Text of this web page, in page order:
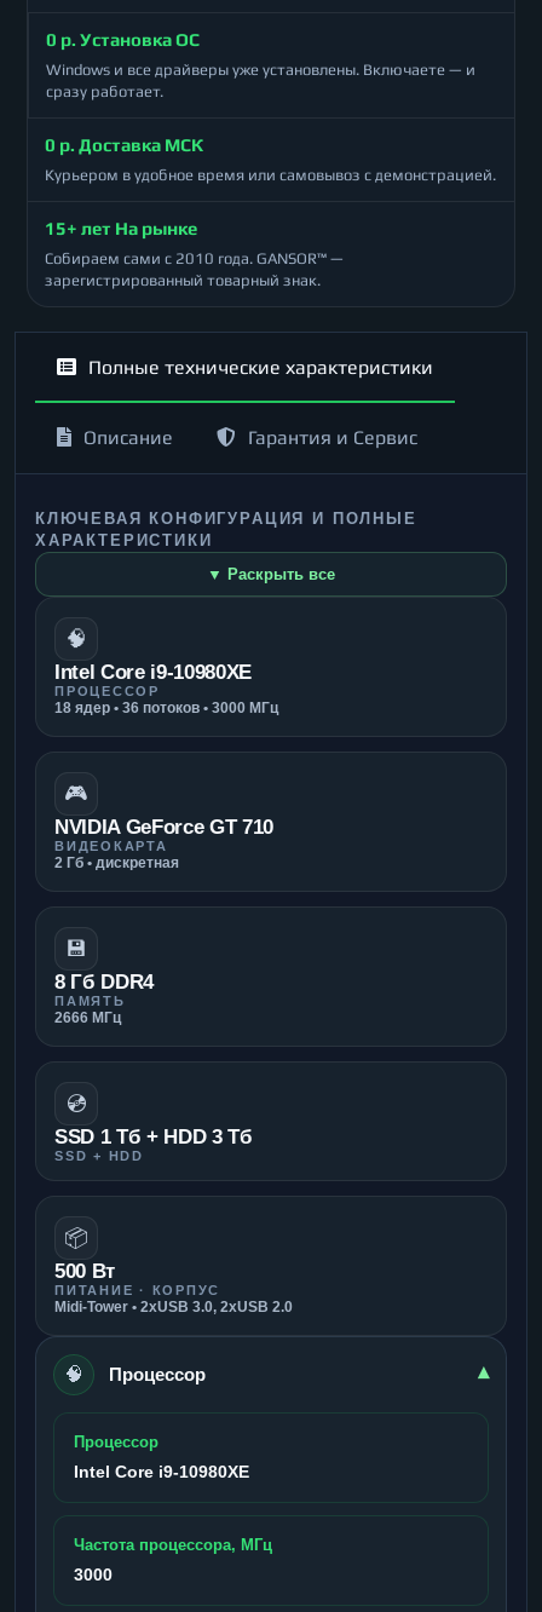
0 р. Установка ОС
Windows и все драйверы уже установлены. Включаете — и
сразу работает.
0 р. Доставка МСК
Курьером в удобное время или самовывоз с демонстрацией.
15+ лет На рынке
Собираем сами с 2010 года. GANSOR™ —
зарегистрированный товарный знак.
Полные технические характеристики
Описание Гарантия и Сервис
КЛЮЧЕВАЯ КОНФИГУРАЦИЯ И ПОЛНЫЕ
ХАРАКТЕРИСТИКИ
▼ Раскрыть все
🧠
Intel Core i9-10980XE
ПРОЦЕССОР
18 ядер • 36 потоков • 3000 МГц
🎮
NVIDIA GeForce GT 710
ВИДЕОКАРТА
2 Гб • дискретная
💾
8 Гб DDR4
ПАМЯТЬ
2666 МГц
💿
SSD 1 Тб + HDD 3 Тб
SSD + HDD
📦
500 Вт
ПИТАНИЕ · КОРПУС
Midi-Tower • 2xUSB 3.0, 2xUSB 2.0
🧠 Процессор ▾
Процессор
Intel Core i9-10980XE
Частота процессора, МГц
3000